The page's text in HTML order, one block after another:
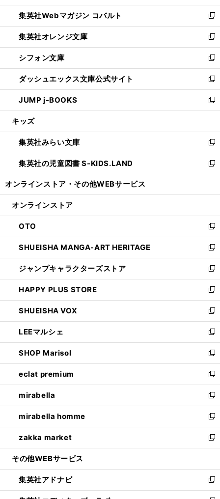
開
く
ウ
で
開
く
ン
ド
ウ
で
開
く
ウ
ィ
ン
ド
ウ
で
開
く
集英社Webマガジン コバルト
新
し
い
ウ
ィ
ン
ド
ウ
で
開
集英社オレンジ文庫
新
し
い
ウ
ィ
ン
ド
ウ
開
く
シフォン文庫
新
し
い
ウ
ィ
ン
ウ
で
開
く
ダッシュエックス文庫公式サイト
新
し
い
ウ
ン
ド
ウ
で
JUMP j-BOOKS
新
し
ウ
ィ
ン
ド
開
キッズ
集英社みらい文庫
新
し
い
ン
ウ
で
開
く
集英社の児童図書 S-KIDS.LAND
新
ウ
ン
ド
ウ
で
開
く
オンラインストア・ その他WEBサービス
オンラインストア
OTO
新
し
い
ウ
ィ
ン
ド
ウ
で
開
く
SHUEISHA MANGA-ART HERITAGE
新
し
い
ウ
ィ
ン
ド
ウ
で
開
く
ジャンプキャラクターズストア
新
し
い
ウ
ィ
ン
ド
ウ
で
開
く
HAPPY PLUS STORE
新
し
い
ウ
ィ
ン
ド
ウ
で
開
く
SHUEISHA VOX
新
し
い
ウ
ィ
ン
ド
ウ
で
開
く
LEEマルシェ
新
し
い
ウ
ィ
ン
ド
ウ
で
開
く
SHOP Marisol
新
し
い
ウ
ィ
ン
ド
ウ
で
開
eclat premium
新
し
い
ウ
ィ
ン
ド
ウ
開
く
mirabella
新
し
い
ウ
ィ
ン
ウ
で
開
mirabella homme
新
し
い
ウ
ン
ド
ウ
zakka market
新
し
ウ
ィ
ン
その他WEBサービス
集英社アドナビ
新
し